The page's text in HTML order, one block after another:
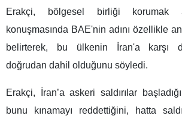
Erakçi, bölgesel birliği korumak
konuşmasında BAE'nin adını özellikle
belirterek, bu ülkenin İran'a karşı
doğrudan dahil olduğunu söyledi.
Erakçi, İran’a askeri saldırılar
bunu kınamayı reddettiğini, hatta